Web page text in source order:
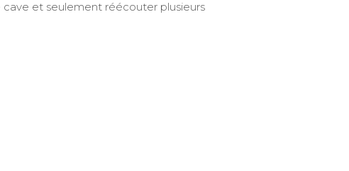
cave et seulement réécouter plusieurs